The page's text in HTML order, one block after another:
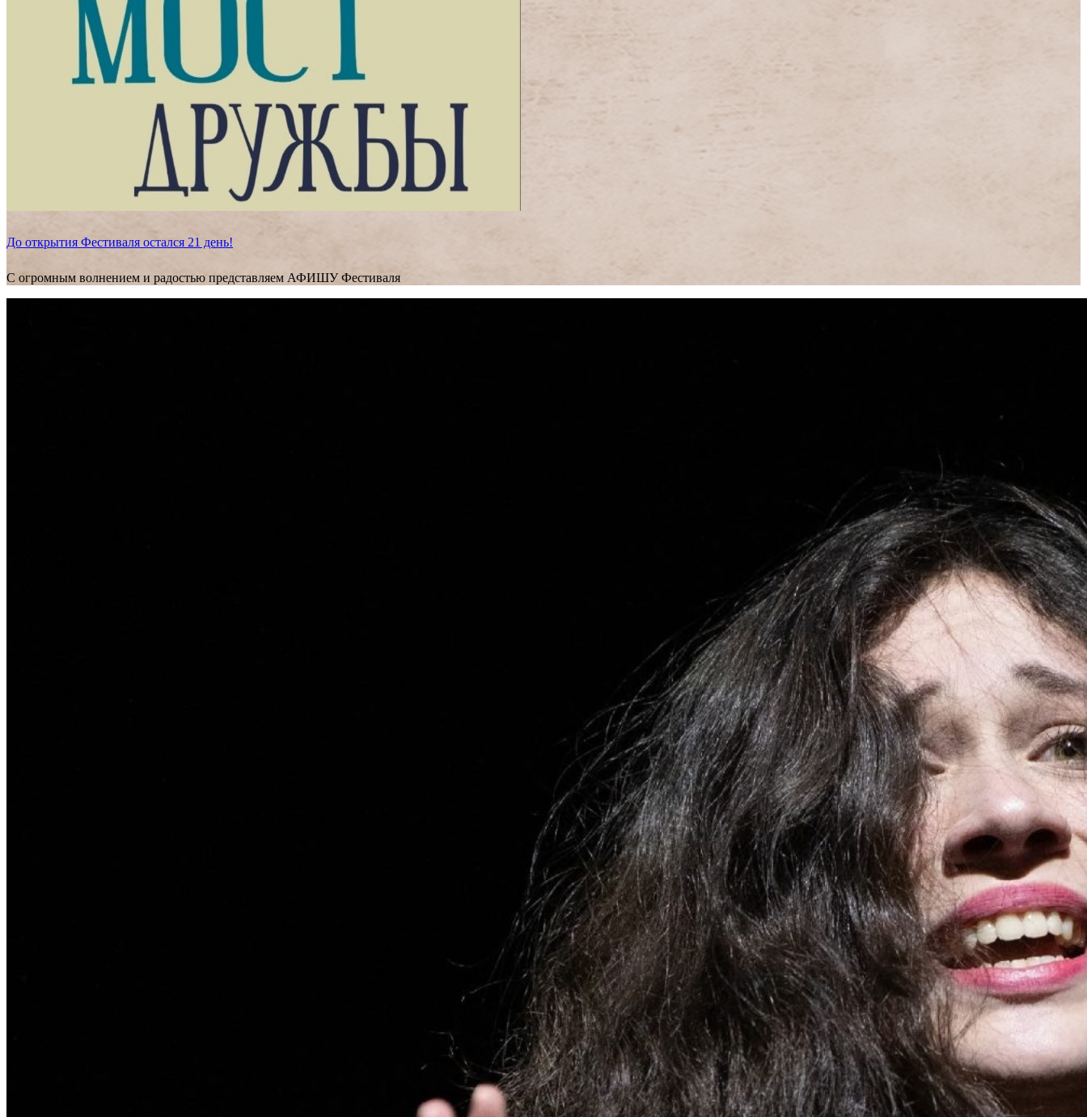
До открытия Фестиваля остался 21 день!
С огромным волнением и радостью представляем АФИШУ Фестиваля